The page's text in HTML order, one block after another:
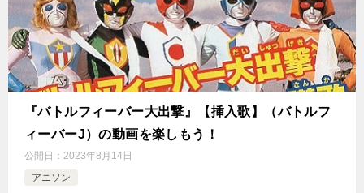
『バトルフィーバー大出撃』【挿入歌】（バトルフ
ィーバーJ）の動画を楽しもう！
公開日： 2023年8月14日
アニソン